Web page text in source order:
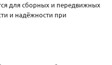
для сборных и передвижных
и надёжности при